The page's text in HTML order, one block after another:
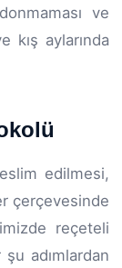
ve
kış aylarında
edilmesi,
çerçevesinde
reçeteli
adımlardan